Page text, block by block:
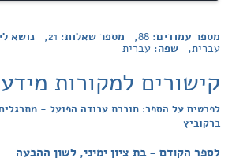
מספר עמודים: 88, מספר שאלות: 21, נושא
עברית, שפה: עברית
קישורים למקורות
לפרטים על הספר: חוברת עבודה הפועל -
ברקוביץ
לספר הקודם - בת ציון ימיני, לשון ההבעה